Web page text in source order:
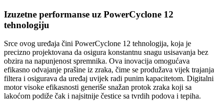
Izuzetne performanse uz PowerCyclone 12
tehnologiju
Srce ovog uređaja čini PowerCyclone 12 tehnologija, koja je
precizno projektovana da osigura konstantnu snagu usisavanja bez
obzira na napunjenost spremnika. Ova inovacija omogućava
efikasno odvajanje prašine iz zraka, čime se produžava vijek trajanja
filtera i osigurava da uređaj uvijek radi punim kapacitetom. Digitalni
motor visoke efikasnosti generiše snažan protok zraka koji sa
lakoćom podiže čak i najsitnije čestice sa tvrdih podova i tepiha.